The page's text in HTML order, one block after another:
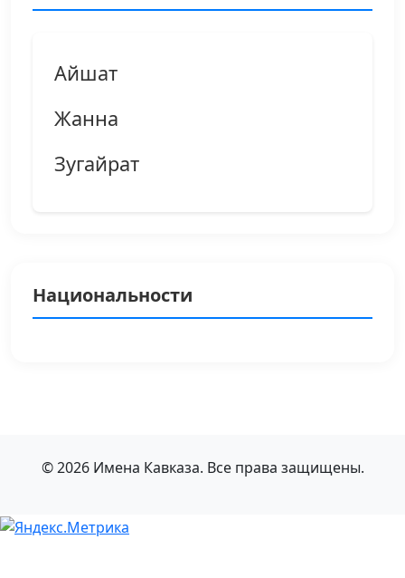
Айшат
Жанна
Зугайрат
Национальности
© 2026 Имена Кавказа. Все права защищены.